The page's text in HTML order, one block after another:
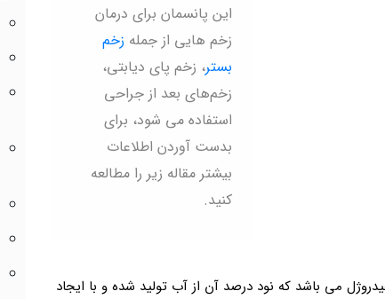
این پانسمان برای درمان
زخم هایی از جمله زخم
بستر، زخم پای دیابتی،
زخم‌های بعد از جراحی
استفاده می شود، برای
بدست آوردن اطلاعات
بیشتر مقاله زیر را مطالعه
کنید.
می باشد که نود درصد آن از آب تولید شده و با ایجاد